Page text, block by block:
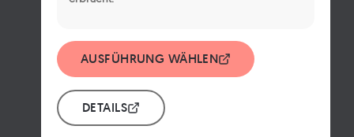
AUSFÜHRUNG WÄHLEN
DETAILS